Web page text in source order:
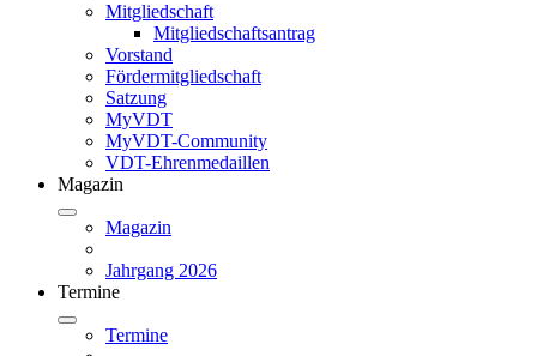
Mitgliedschaft
Mitgliedschaftsantrag
Vorstand
Fördermitgliedschaft
Satzung
MyVDT
MyVDT-Community
VDT-Ehrenmedaillen
Magazin
Magazin
Jahrgang 2026
Termine
Termine